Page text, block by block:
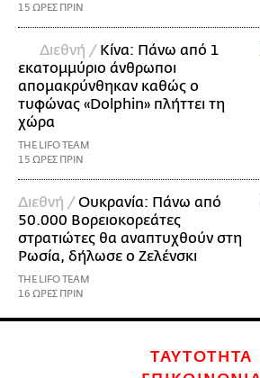
15 ΩΡΕΣ ΠΡΙΝ
Διεθνή / Κίνα: Πάνω από 1
εκατομμύριο άνθρωποι
απομακρύνθηκαν καθώς ο
τυφώνας «Dolphin» πλήττει τη
χώρα
THE LIFO TEAM
15 ΩΡΕΣ ΠΡΙΝ
Διεθνή /Ουκρανία: Πάνω από
50.000 Βορειοκορεάτες
στρατιώτες θα αναπτυχθούν στη
Ρωσία, δήλωσε ο Ζελένσκι
THE LIFO TEAM
16 ΩΡΕΣ ΠΡΙΝ
ΤΑΥΤΟΤΗΤΑ